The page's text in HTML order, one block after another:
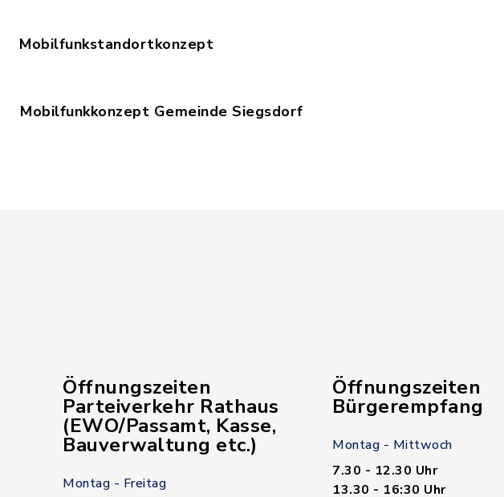
Mobilfunkstandortkonzept
Mobilfunkkonzept Gemeinde Siegsdorf
Öffnungszeiten
Parteiverkehr Rathaus
(EWO/Passamt, Kasse,
Bauverwaltung etc.)
Montag - Freitag
Öffnungszeiten
Bürgerempfang
Montag - Mittwoch
7.30 - 12.30 Uhr
13.30 - 16:30 Uhr